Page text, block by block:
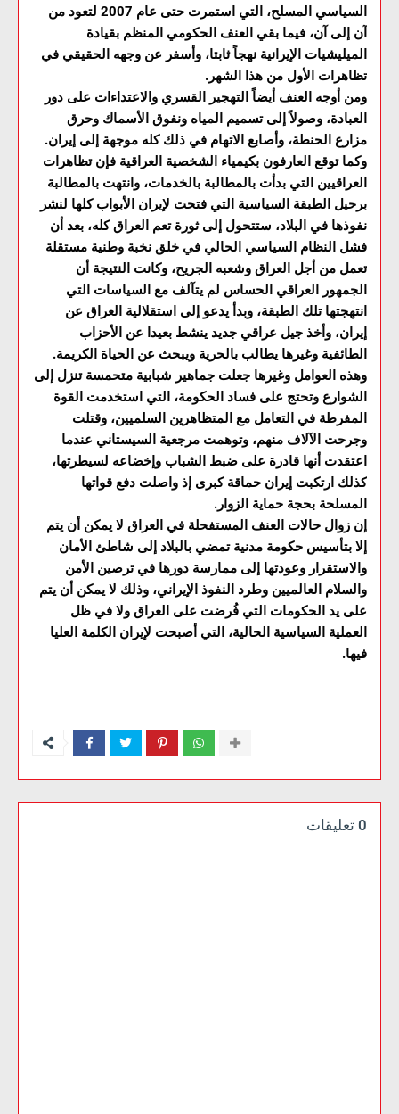
السياسي المسلح، التي استمرت حتى عام 2007 لتعود من
آن إلى آن، فيما بقي العنف الحكومي المنظم بقيادة
الميليشيات الإيرانية نهجاً ثابتا، وأسفر عن وجهه الحقيقي في
تظاهرات الأول من هذا الشهر.
ومن أوجه العنف أيضاً التهجير القسري والاعتداءات على دور
العبادة، وصولاً إلى تسميم المياه ونفوق الأسماك وحرق
مزارع الحنطة، وأصابع الاتهام في ذلك كله موجهة إلى إيران.
وكما توقع العارفون بكيمياء الشخصية العراقية فإن تظاهرات
العراقيين التي بدأت بالمطالبة بالخدمات، وانتهت بالمطالبة
برحيل الطبقة السياسية التي فتحت لإيران الأبواب كلها لنشر
نفوذها في البلاد، ستتحول إلى ثورة تعم العراق كله، بعد أن
فشل النظام السياسي الحالي في خلق نخبة وطنية مستقلة
تعمل من أجل العراق وشعبه الجريح، وكانت النتيجة أن
الجمهور العراقي الحساس لم يتآلف مع السياسات التي
انتهجتها تلك الطبقة، وبدأ يدعو إلى استقلالية العراق عن
إيران، وأخذ جيل عراقي جديد ينشط بعيدا عن الأحزاب
الطائفية وغيرها يطالب بالحرية ويبحث عن الحياة الكريمة.
وهذه العوامل وغيرها جعلت جماهير شبابية متحمسة تنزل إلى
الشوارع وتحتج على فساد الحكومة، التي استخدمت القوة
المفرطة في التعامل مع المتظاهرين السلميين، وقتلت
وجرحت الآلاف منهم، وتوهمت مرجعية السيستاني عندما
اعتقدت أنها قادرة على ضبط الشباب وإخضاعه لسيطرتها،
كذلك ارتكبت إيران حماقة كبرى إذ واصلت دفع قواتها
المسلحة بحجة حماية الزوار.
إن زوال حالات العنف المستفحلة في العراق لا يمكن أن يتم
إلا بتأسيس حكومة مدنية تمضي بالبلاد إلى شاطئ الأمان
والاستقرار وعودتها إلى ممارسة دورها في ترصين الأمن
والسلام العالميين وطرد النفوذ الإيراني، وذلك لا يمكن أن يتم
على يد الحكومات التي فُرضت على العراق ولا في ظل
العملية السياسية الحالية، التي أصبحت لإيران الكلمة العليا
فيها.
0 تعليقات